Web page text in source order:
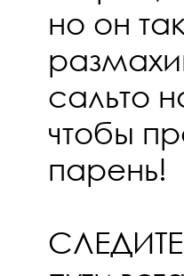
но он
сальто
чтобы
парень!